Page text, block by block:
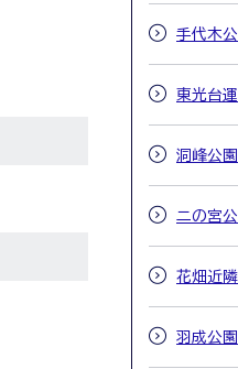
手代木
東光台
洞峰公園
二の宮
花畑近
羽成公園